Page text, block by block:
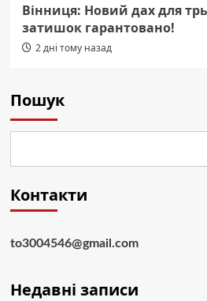
Вінниця: Новий дах для
затишок гарантовано!
2 дні тому назад
Пошук
Контакти
to3004546@gmail.com
Недавні записи